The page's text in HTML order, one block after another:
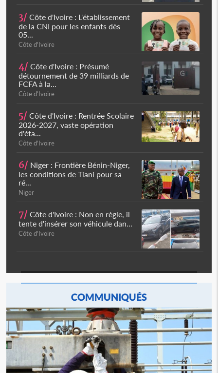
3/ Côte d'Ivoire : L'établissement
de la CNI pour les enfants dès
05...
Côte d'Ivoire
4/ Côte d'Ivoire : Présumé
détournement de 39 milliards de
FCFA à la...
Côte d'Ivoire
5/ Côte d'Ivoire : Rentrée Scolaire
2026-2027, vaste opération
d'éta...
Côte d'Ivoire
6/ Niger : Frontière Bénin-Niger,
les conditions de Tiani pour sa
ré...
Niger
7/ Côte d'Ivoire : Non en règle, il
tente d'insérer son véhicule dan...
Côte d'Ivoire
COMMUNIQUÉS